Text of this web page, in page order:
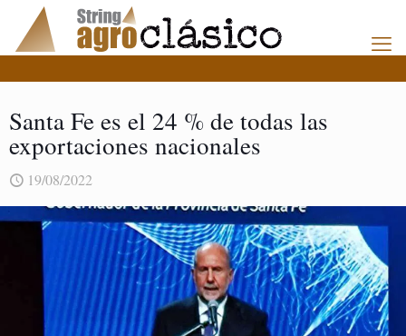
Santa Fe es el 24 % de todas las
exportaciones nacionales
19/08/2022